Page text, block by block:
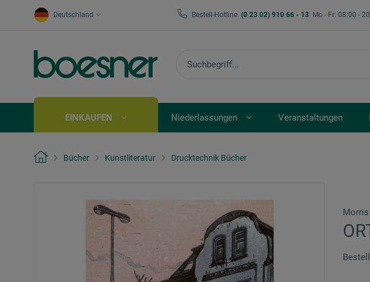
Deutschland Bestell-Hotline (0 23 02) 910 66 - 13 Mo - Fr: 08:00 -
EINKAUFEN Niederlassungen Veranstaltungen
Bücher Kunstliteratur Drucktechnik Bücher